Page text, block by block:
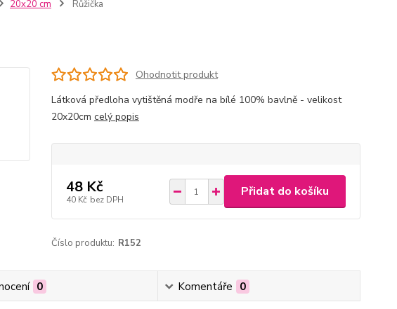
20x20 cm Růžička
Ohodnotit produkt
Látková předloha vytištěná modře na bílé 100% bavlně - velikost
20x20cm celý popis
48 Kč
40 Kč bez DPH
Přidat do košíku
Číslo produktu: R152
0 Komentáře 0